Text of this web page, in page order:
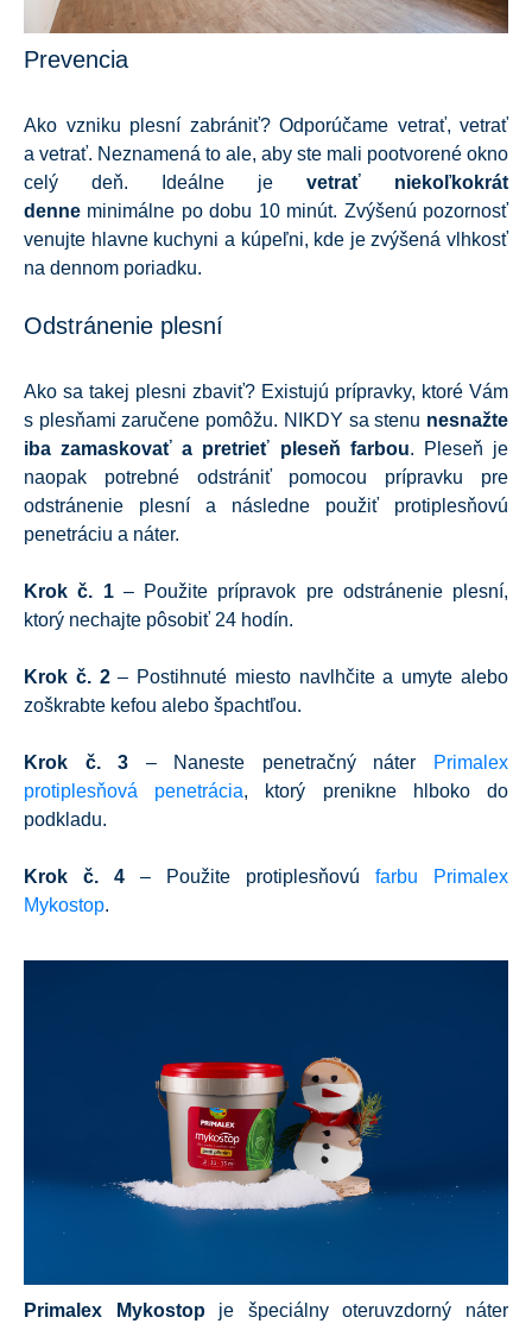
Prevencia
Ako vzniku plesní zabrániť? Odporúčame vetrať, vetrať
a vetrať. Neznamená to ale, aby ste mali pootvorené okno
celý deň. Ideálne je vetrať niekoľkokrát
denne minimálne po dobu 10 minút. Zvýšenú pozornosť
venujte hlavne kuchyni a kúpeľni, kde je zvýšená vlhkosť
na dennom poriadku.
Odstránenie plesní
Ako sa takej plesni zbaviť? Existujú prípravky, ktoré Vám
s plesňami zaručene pomôžu. NIKDY sa stenu nesnažte
iba zamaskovať a pretrieť pleseň farbou. Pleseň je
naopak potrebné odstrániť pomocou prípravku pre
odstránenie plesní a následne použiť protiplesňovú
penetráciu a náter.
Krok č. 1– Použite prípravok pre odstránenie plesní,
ktorý nechajte pôsobiť 24 hodín.
Krok č. 2– Postihnuté miesto navlhčite a umyte alebo
zoškrabte kefou alebo špachtľou.
Krok č. 3 – Naneste penetračný náter
Primalex
protiplesňová penetrácia, ktorý prenikne hlboko do
podkladu.
Krok č. 4 – Použite protiplesňovú farbu Primalex
Mykostop.
Primalex Mykostopje špeciálny oteruvzdorný náter